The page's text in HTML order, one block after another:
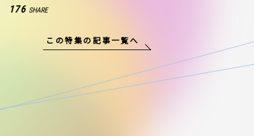
176 SHARE
この特集の記事一覧へ